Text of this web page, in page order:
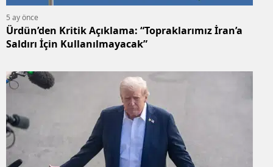
5 ay önce
Ürdün’den Kritik Açıklama: “Topraklarımız İran’a
Saldırı İçin Kullanılmayacak”